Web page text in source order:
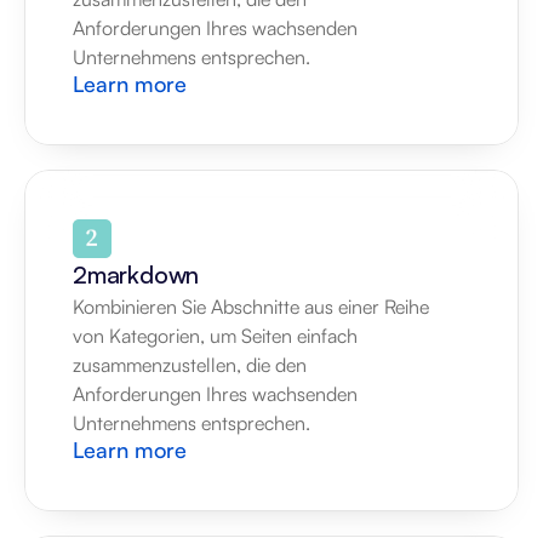
Anforderungen Ihres wachsenden
Unternehmens entsprechen.
Learn more
2markdown
Kombinieren Sie Abschnitte aus einer Reihe
von Kategorien, um Seiten einfach
zusammenzustellen, die den
Anforderungen Ihres wachsenden
Unternehmens entsprechen.
Learn more